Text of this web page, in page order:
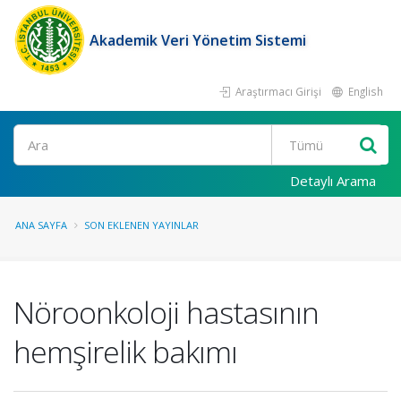
Akademik Veri Yönetim Sistemi
Araştırmacı Girişi English
Ara
Detaylı Arama
ANA SAYFA SON EKLENEN YAYINLAR
Nöroonkoloji hastasının
hemşirelik bakımı